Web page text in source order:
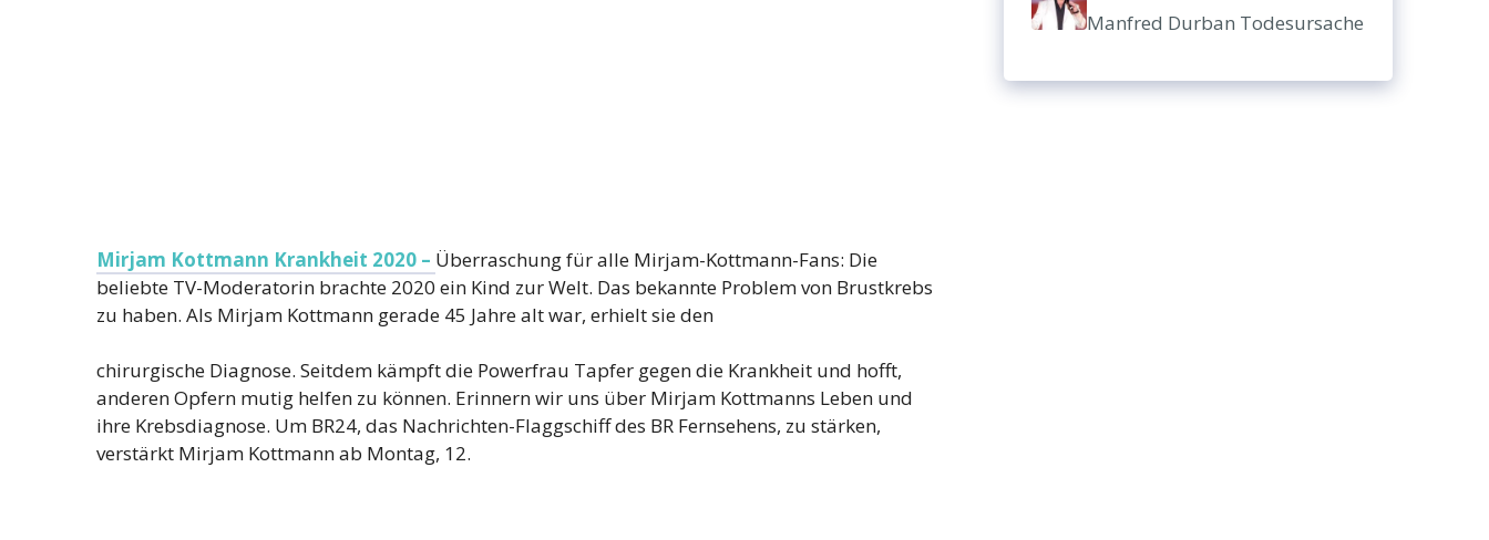
Mirjam Kottmann Krankheit 2020 – Überraschung für alle Mirjam-Kottmann-Fans: Die
beliebte TV-Moderatorin brachte 2020 ein Kind zur Welt. Das bekannte Problem von Brustkrebs
zu haben. Als Mirjam Kottmann gerade 45 Jahre alt war, erhielt sie den
chirurgische Diagnose. Seitdem kämpft die Powerfrau Tapfer gegen die Krankheit und hofft,
anderen Opfern mutig helfen zu können. Erinnern wir uns über Mirjam Kottmanns Leben und
ihre Krebsdiagnose. Um BR24, das Nachrichten-Flaggschiff des BR Fernsehens, zu stärken,
verstärkt Mirjam Kottmann ab Montag, 12.
Manfred Durban Todesursache